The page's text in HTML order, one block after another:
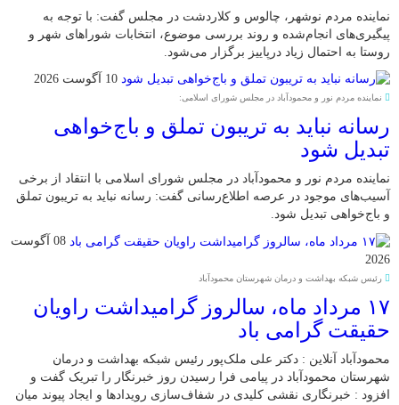
نماینده مردم نوشهر، چالوس و کلاردشت در مجلس گفت: با توجه به
پیگیری‌های انجام‌شده و روند بررسی موضوع، انتخابات شوراهای شهر و
روستا به احتمال زیاد درپاییز برگزار می‌شود.
10 آگوست 2026
نماینده مردم نور و محمودآباد در مجلس شورای اسلامی:
رسانه نباید به تریبون تملق و باج‌خواهی
تبدیل شود
نماینده مردم نور و محمودآباد در مجلس شورای اسلامی با انتقاد از برخی
آسیب‌های موجود در عرصه اطلاع‌رسانی گفت: رسانه نباید به تریبون تملق
و باج‌خواهی تبدیل شود.
08 آگوست
2026
رئیس شبکه بهداشت و درمان شهرستان محمودآباد
۱۷ مرداد ماه، سالروز گرامیداشت راویان
حقیقت گرامی باد
محمودآباد آنلاین : دکتر علی ملک‌پور رئیس شبکه بهداشت و درمان
شهرستان محمودآباد در پیامی فرا رسیدن روز خبرنگار را تبریک گفت و
افزود : خبرنگاری نقشی کلیدی در شفاف‌سازی رویدادها و ایجاد پیوند میان